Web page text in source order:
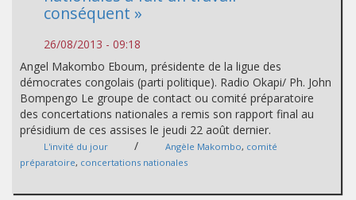
conséquent »
26/08/2013 - 09:18
Angel Makombo Eboum, présidente de la ligue des
démocrates congolais (parti politique). Radio Okapi/ Ph. John
Bompengo Le groupe de contact ou comité préparatoire
des concertations nationales a remis son rapport final au
présidium de ces assises le jeudi 22 août dernier.
L'invité du jour / Angèle Makombo, comité
préparatoire, concertations nationales